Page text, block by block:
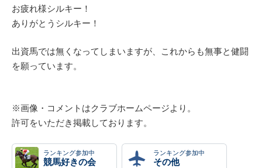
お疲れ様シルキー！
ありがとうシルキー！
出資馬では無くなってしまいますが、これからも無事と健闘
を願っています。
※画像・コメントはクラブホームページより。
許可をいただき掲載しております。
ランキング参加中
競馬好きの会
ランキング参加中
その他